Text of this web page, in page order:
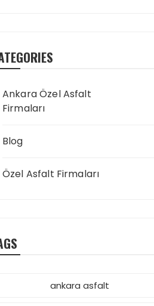
Ankara Özel Asfalt
Firmaları
Blog
Özel Asfalt Firmaları
ankara asfalt